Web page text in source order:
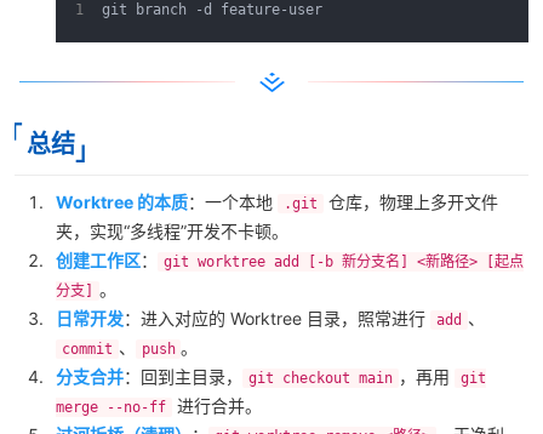
git branch -d feature-user
总结
Worktree 的本质：一个本地 .git
仓库，物理上多开文件
夹，实现“多线程”开发不卡顿。
创建工作区：
git worktree add [-b 新分支名] <新路径> [起点
分支]
。
日常开发：进入对应的 Worktree 目录，照常进行 add 、
commit 、 push 。
分支合并：回到主目录， git checkout main ，再用
git
merge --no-ff
进行合并。